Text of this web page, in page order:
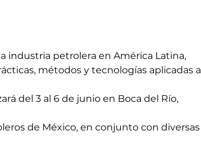
industria petrolera en América Latina,
métodos y tecnologías aplicadas a
del 3 al 6 de junio en Boca del Río,
de México, en conjunto con diversas